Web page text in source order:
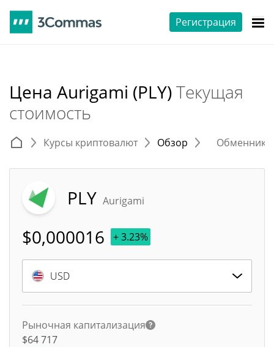
Регистрация
Цена Aurigami (PLY)Текущая
стоимость
Курсы криптовалют Обзор
PLY Aurigami
$0,000016 + 3.23%
USD
Рыночная капитализация
$64 717